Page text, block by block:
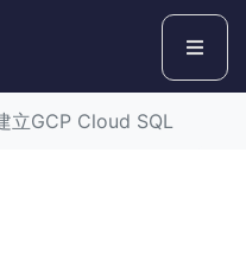
立GCP Cloud SQL